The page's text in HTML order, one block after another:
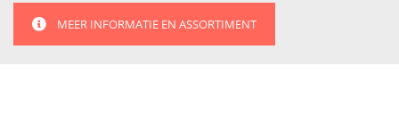
MEER INFORMATIE EN ASSORTIMENT